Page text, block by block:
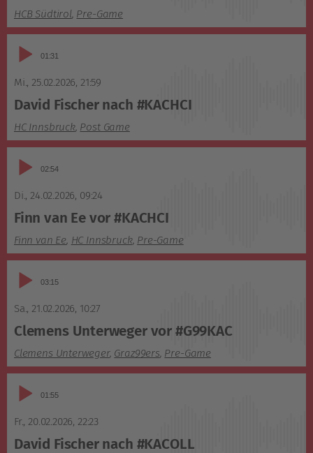
HCB Südtirol, Pre-Game
Audio-01:31
Mi., 25.02.2026, 21:59
David Fischer nach #KACHCI
HC Innsbruck, Post Game
Audio-02:54
Di., 24.02.2026, 09:24
Finn van Ee vor #KACHCI
Finn van Ee, HC Innsbruck, Pre-Game
Audio-03:15
Sa., 21.02.2026, 10:27
Clemens Unterweger vor #G99KAC
Clemens Unterweger, Graz99ers, Pre-Game
Audio-01:55
Fr., 20.02.2026, 22:23
David Fischer nach #KACOLL